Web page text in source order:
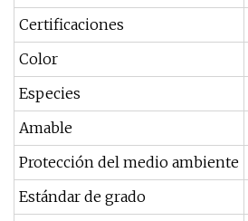
Certificaciones
Color
Especies
Amable
Protección del medio ambiente
Estándar de grado